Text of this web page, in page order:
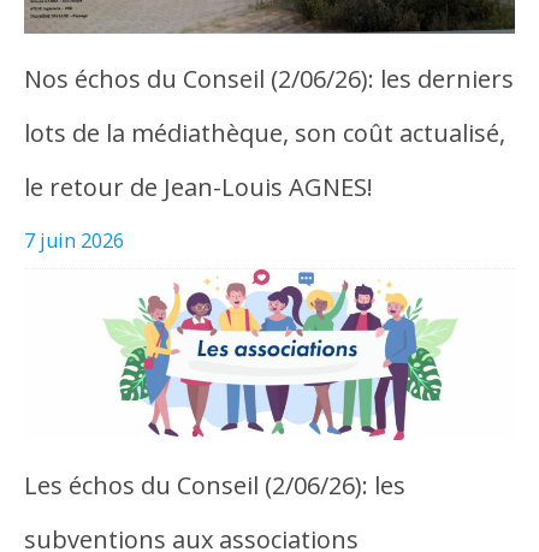
Nos échos du Conseil (2/06/26): les derniers
lots de la médiathèque, son coût actualisé,
le retour de Jean-Louis AGNES!
7 juin 2026
Les échos du Conseil (2/06/26): les
subventions aux associations